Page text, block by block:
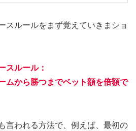
スルールをまず覚えていきまショ
スルール：
ムから勝つまでベット額を倍額で
言われる方法で、例えば、最初の